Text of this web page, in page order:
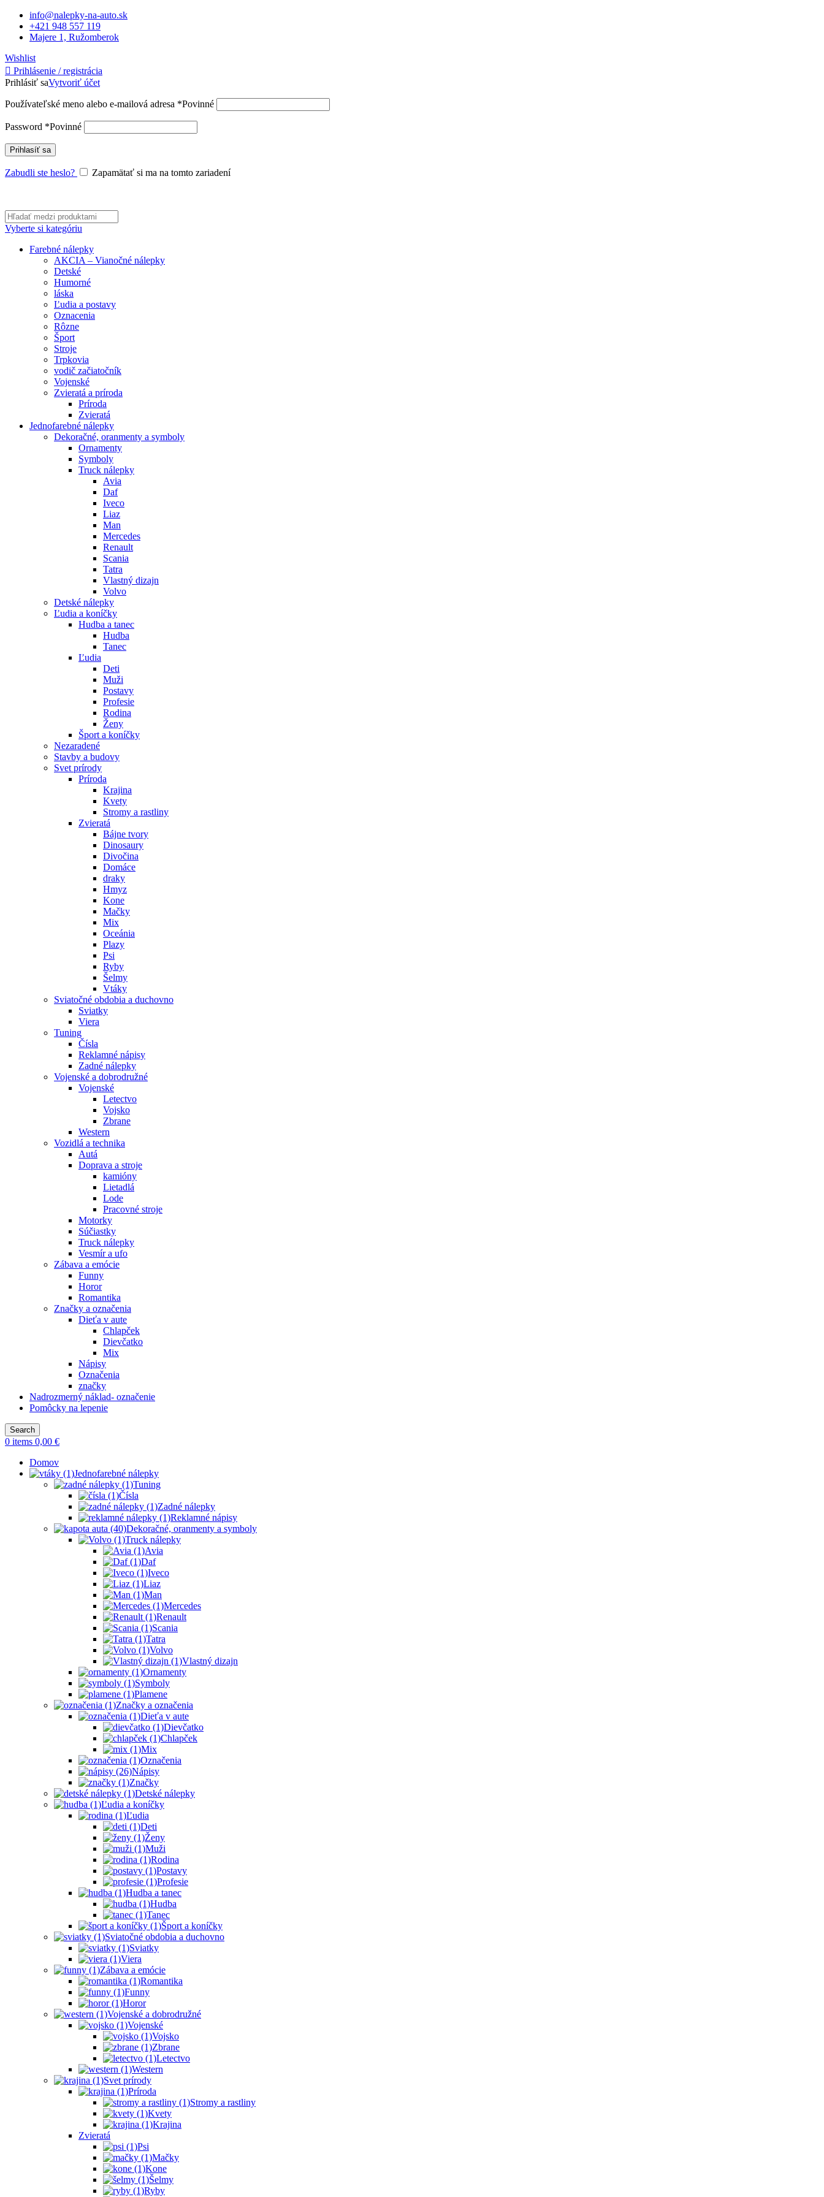
info@nalepky-na-auto.sk
+421 948 557 119
Majere 1, Ružomberok
Wishlist
Prihlásenie / registrácia
Prihlásiť saVytvoriť účet
Používateľské meno alebo e-mailová adresa *Povinné
Password *Povinné
Prihlasíť sa
Zabudli ste heslo? Zapamätať si ma na tomto zariadení
Vyberte si kategóriu
Farebné nálepky
AKCIA – Vianočné nálepky
Detské
Humorné
láska
Ľudia a postavy
Oznacenia
Rôzne
Šport
Stroje
Trpkovia
vodič začiatočník
Vojenské
Zvieratá a príroda
Príroda
Zvieratá
Jednofarebné nálepky
Dekoračné, oranmenty a symboly
Ornamenty
Symboly
Truck nálepky
Avia
Daf
Iveco
Liaz
Man
Mercedes
Renault
Scania
Tatra
Vlastný dizajn
Volvo
Detské nálepky
Ľudia a koníčky
Hudba a tanec
Hudba
Tanec
Ľudia
Deti
Muži
Postavy
Profesie
Rodina
Ženy
Šport a koníčky
Nezaradené
Stavby a budovy
Svet prírody
Príroda
Krajina
Kvety
Stromy a rastliny
Zvieratá
Bájne tvory
Dinosaury
Divočina
Domáce
draky
Hmyz
Kone
Mačky
Mix
Oceánia
Plazy
Psi
Ryby
Šelmy
Vtáky
Sviatočné obdobia a duchovno
Sviatky
Viera
Tuning
Čísla
Reklamné nápisy
Zadné nálepky
Vojenské a dobrodružné
Vojenské
Letectvo
Vojsko
Zbrane
Western
Vozidlá a technika
Autá
Doprava a stroje
kamióny
Lietadlá
Lode
Pracovné stroje
Motorky
Súčiastky
Truck nálepky
Vesmír a ufo
Zábava a emócie
Funny
Horor
Romantika
Značky a označenia
Dieťa v aute
Chlapček
Dievčatko
Mix
Nápisy
Označenia
značky
Nadrozmerný náklad- označenie
Pomôcky na lepenie
Search
0 items 0,00 €
Domov
Jednofarebné nálepky
Tuning
Čísla
Zadné nálepky
Reklamné nápisy
Dekoračné, oranmenty a symboly
Truck nálepky
Avia
Daf
Iveco
Liaz
Man
Mercedes
Renault
Scania
Tatra
Volvo
Vlastný dizajn
Ornamenty
Symboly
Plamene
Značky a označenia
Dieťa v aute
Dievčatko
Chlapček
Mix
Označenia
Nápisy
Značky
Detské nálepky
Ľudia a koníčky
Ľudia
Deti
Ženy
Muži
Rodina
Postavy
Profesie
Hudba a tanec
Hudba
Tanec
Šport a koníčky
Sviatočné obdobia a duchovno
Sviatky
Viera
Zábava a emócie
Romantika
Funny
Horor
Vojenské a dobrodružné
Vojenské
Vojsko
Zbrane
Letectvo
Western
Svet prírody
Príroda
Stromy a rastliny
Kvety
Krajina
Zvieratá
Psi
Mačky
Kone
Šelmy
Ryby